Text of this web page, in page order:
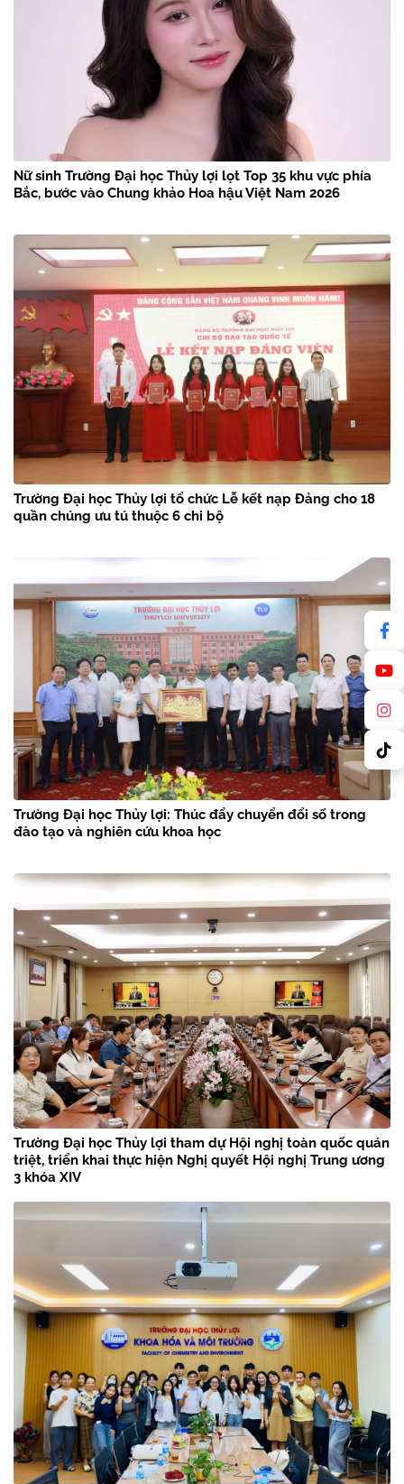
Nữ sinh Trường Đại học Thủy lợi lọt Top 35 khu vực phía
Bắc, bước vào Chung khảo Hoa hậu Việt Nam 2026
Trường Đại học Thủy lợi tổ chức Lễ kết nạp Đảng cho 18
quần chúng ưu tú thuộc 6 chi bộ
Trường Đại học Thủy lợi: Thúc đẩy chuyển đổi số trong
đào tạo và nghiên cứu khoa học
Trường Đại học Thủy lợi tham dự Hội nghị toàn quốc quán
triệt, triển khai thực hiện Nghị quyết Hội nghị Trung ương
3 khóa XIV